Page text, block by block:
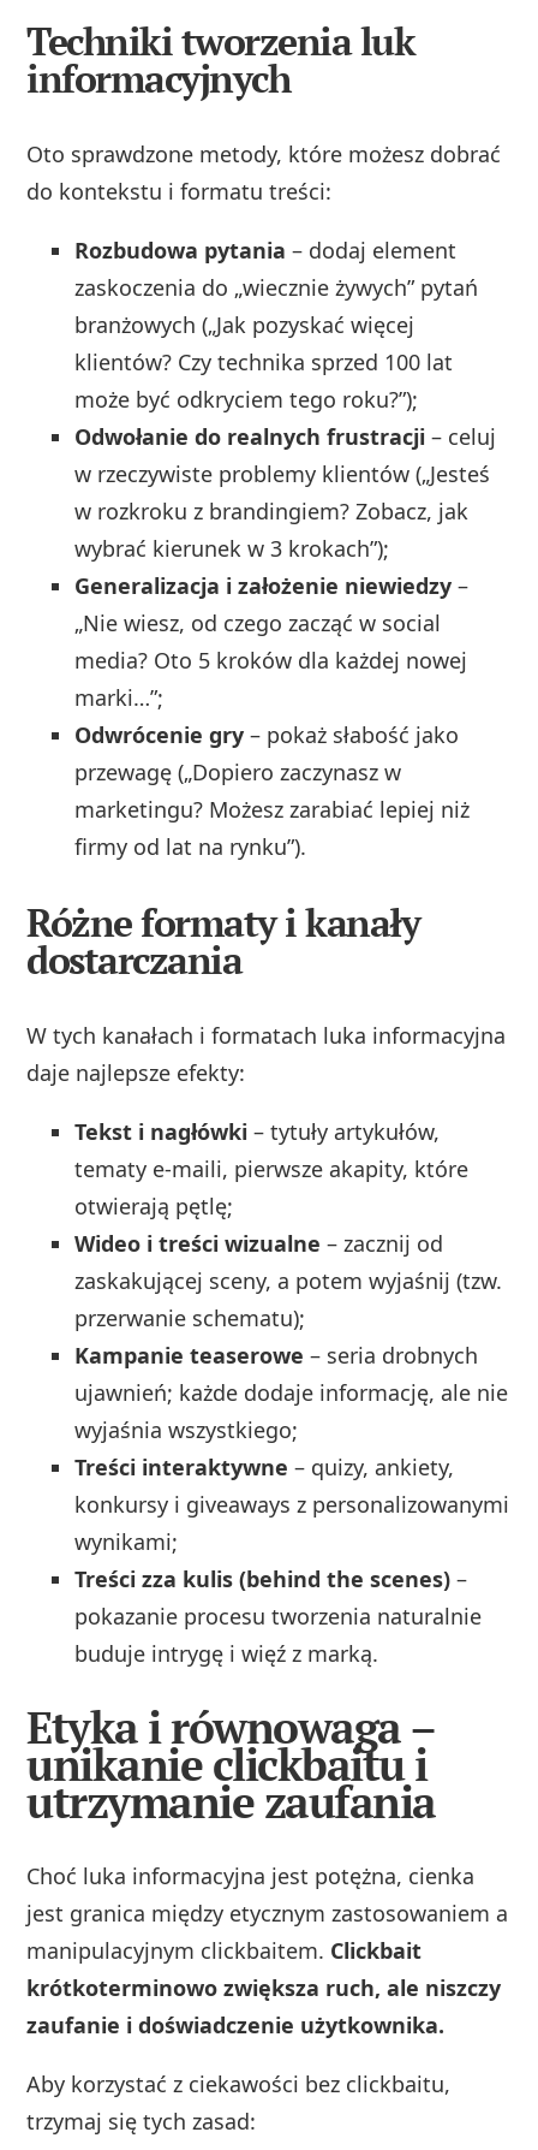
Techniki tworzenia luk
informacyjnych
Oto sprawdzone metody, które możesz dobrać
do kontekstu i formatu treści:
Rozbudowa pytania – dodaj element
zaskoczenia do „wiecznie żywych” pytań
branżowych („Jak pozyskać więcej
klientów? Czy technika sprzed 100 lat
może być odkryciem tego roku?”);
Odwołanie do realnych frustracji – celuj
w rzeczywiste problemy klientów („Jesteś
w rozkroku z brandingiem? Zobacz, jak
wybrać kierunek w 3 krokach”);
Generalizacja i założenie niewiedzy –
„Nie wiesz, od czego zacząć w social
media? Oto 5 kroków dla każdej nowej
marki…”;
Odwrócenie gry – pokaż słabość jako
przewagę („Dopiero zaczynasz w
marketingu? Możesz zarabiać lepiej niż
firmy od lat na rynku”).
Różne formaty i kanały
dostarczania
W tych kanałach i formatach luka informacyjna
daje najlepsze efekty:
Tekst i nagłówki – tytuły artykułów,
tematy e‑maili, pierwsze akapity, które
otwierają pętlę;
Wideo i treści wizualne – zacznij od
zaskakującej sceny, a potem wyjaśnij (tzw.
przerwanie schematu);
Kampanie teaserowe – seria drobnych
ujawnień; każde dodaje informację, ale nie
wyjaśnia wszystkiego;
Treści interaktywne – quizy, ankiety,
konkursy i giveaways z personalizowanymi
wynikami;
Treści zza kulis (behind the scenes) –
pokazanie procesu tworzenia naturalnie
buduje intrygę i więź z marką.
Etyka i równowaga –
unikanie clickbaitu i
utrzymanie zaufania
Choć luka informacyjna jest potężna, cienka
jest granica między etycznym zastosowaniem a
manipulacyjnym clickbaitem. Clickbait
krótkoterminowo zwiększa ruch, ale niszczy
zaufanie i doświadczenie użytkownika.
Aby korzystać z ciekawości bez clickbaitu,
trzymaj się tych zasad: